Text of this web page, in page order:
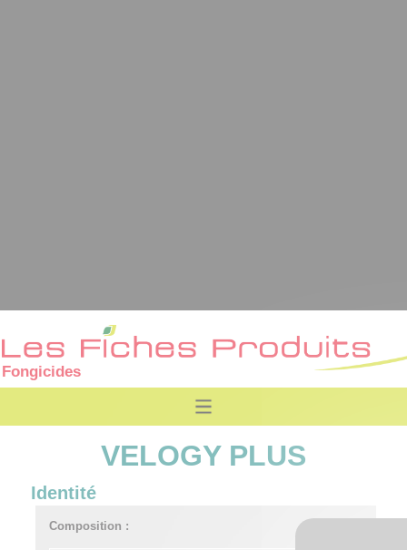
Fongicides
VELOGY PLUS
Identité
Composition :